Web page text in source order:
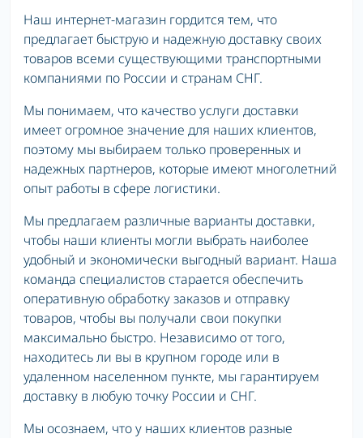
Наш интернет-магазин гордится тем, что
предлагает быструю и надежную доставку своих
товаров всеми существующими транспортными
компаниями по России и странам СНГ.
Мы понимаем, что качество услуги доставки
имеет огромное значение для наших клиентов,
поэтому мы выбираем только проверенных и
надежных партнеров, которые имеют многолетний
опыт работы в сфере логистики.
Мы предлагаем различные варианты доставки,
чтобы наши клиенты могли выбрать наиболее
удобный и экономически выгодный вариант. Наша
команда специалистов старается обеспечить
оперативную обработку заказов и отправку
товаров, чтобы вы получали свои покупки
максимально быстро. Независимо от того,
находитесь ли вы в крупном городе или в
удаленном населенном пункте, мы гарантируем
доставку в любую точку России и СНГ.
Мы осознаем, что у наших клиентов разные